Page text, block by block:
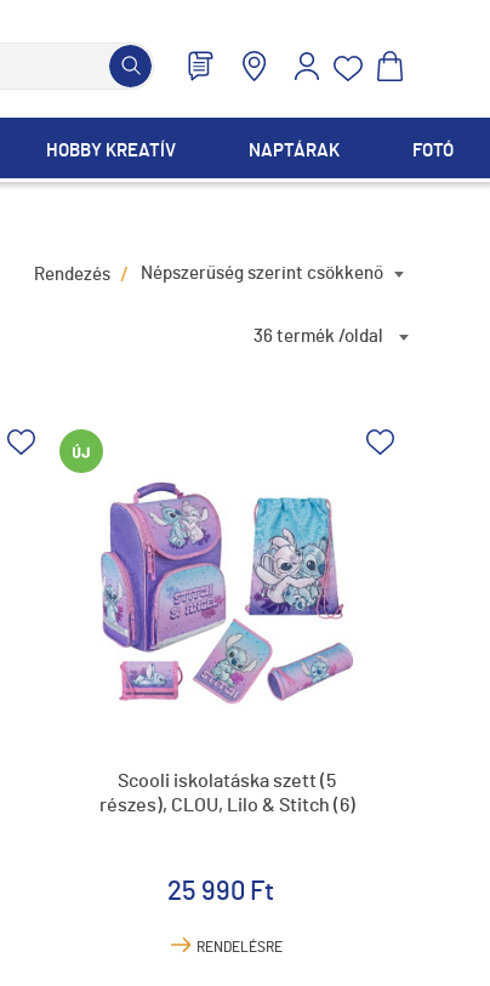
HOBBY KREATÍV NAPTÁRAK FOTÓ
Népszerűség szerint csökkenő
Rendezés /
36 termék /oldal
Scooli iskolatáska szett (5
részes), CLOU, Lilo & Stitch (6)
25 990 Ft
RENDELÉSRE